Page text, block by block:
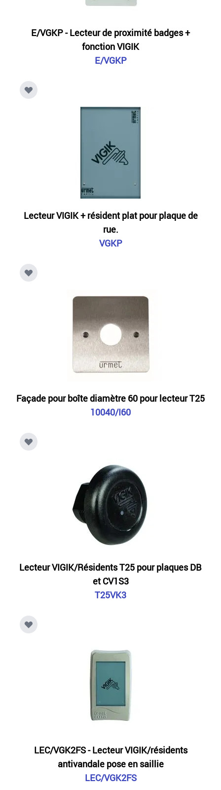
E/VGKP - Lecteur de proximité badges +
fonction VIGIK
E/VGKP
Lecteur VIGIK + résident plat pour plaque de
rue.
VGKP
Façade pour boîte diamètre 60 pour lecteur T25
10040/I60
Lecteur VIGIK/Résidents T25 pour plaques DB
et CV1S3
T25VK3
LEC/VGK2FS - Lecteur VIGIK/résidents
antivandale pose en saillie
LEC/VGK2FS